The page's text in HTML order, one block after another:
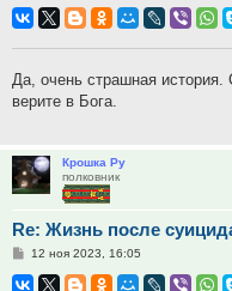
Да, очень страшная
верите в Бога.
Крошка Ру
полковник
Re: Жизнь после
Сообщение
12 ноя 2023, 16:05